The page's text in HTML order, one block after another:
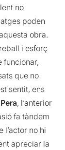
no
poden
obra.
i esforç
funcionar,
que no
sentit, ens
, l’anterior
fa tàndem
l’actor no hi
apreciar la